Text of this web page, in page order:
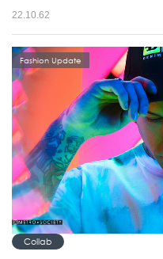
22.10.62
Fashion Update
Collab